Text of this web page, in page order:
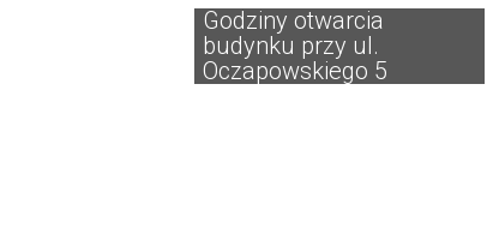
Godziny otwarcia
budynku przy ul.
Oczapowskiego 5